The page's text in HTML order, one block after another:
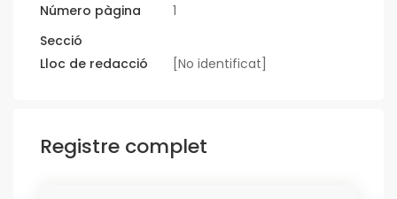
Número pàgina
1
Secció
Lloc de redacció
[No identificat]
Registre complet